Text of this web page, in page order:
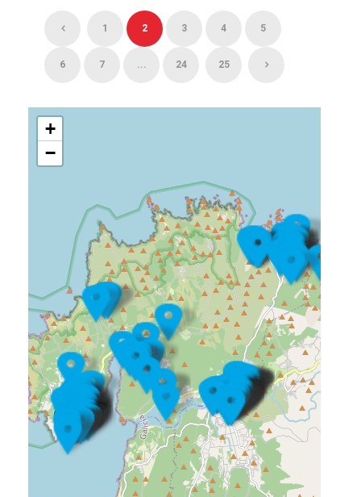
1 2 3 4 5
6 7 ... 24 25
+
−